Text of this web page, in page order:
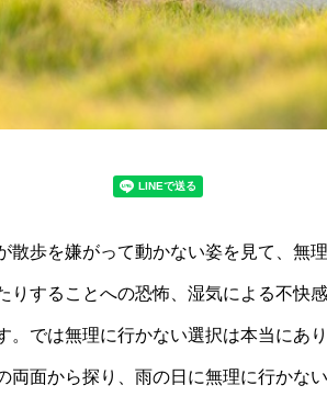
散歩を嫌がって動かない姿を見て、無
りすることへの恐怖、湿気による不快
。では無理に行かない選択は本当にあ
両面から探り、雨の日に無理に行かな